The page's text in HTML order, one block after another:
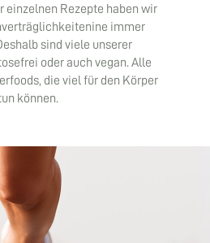
einzelnen Rezepte haben wir
immer
sind viele unserer
oder auch vegan. Alle
die viel für den Körper
können.